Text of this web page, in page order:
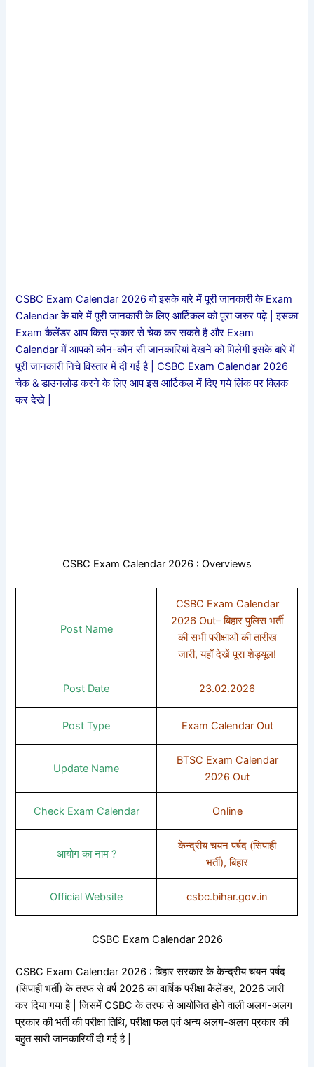
CSBC Exam Calendar 2026 वो इसके बारे में पूरी जानकारी के Exam
Calendar के बारे में पूरी जानकारी के लिए आर्टिकल को पूरा जरुर पढ़े | इसका
Exam कैलेंडर आप किस प्रकार से चेक कर सकते है और Exam
Calendar में आपको कौन-कौन सी जानकारियां देखने को मिलेगी इसके बारे में
पूरी जानकारी निचे विस्तार में दी गई है | CSBC Exam Calendar 2026
चेक & डाउनलोड करने के लिए आप इस आर्टिकल में दिए गये लिंक पर क्लिक
कर देखे |
CSBC Exam Calendar 2026 : Overviews
Post Name
CSBC Exam Calendar
2026 Out– बिहार पुलिस भर्ती
की सभी परीक्षाओं की तारीख
जारी, यहाँ देखें पूरा शेड्यूल!
Post Date 23.02.2026
Post Type Exam Calendar Out
Update Name
BTSC Exam Calendar
2026 Out
Check Exam Calendar Online
आयोग का नाम ?
केन्द्रीय चयन पर्षद (सिपाही
भर्ती), बिहार
Official Website csbc.bihar.gov.in
CSBC Exam Calendar 2026
CSBC Exam Calendar 2026 : बिहार सरकार के केन्द्रीय चयन पर्षद
(सिपाही भर्ती) के तरफ से वर्ष 2026 का वार्षिक परीक्षा कैलेंडर, 2026 जारी
कर दिया गया है | जिसमें CSBC के तरफ से आयोजित होने वाली अलग-अलग
प्रकार की भर्ती की परीक्षा तिथि, परीक्षा फल एवं अन्य अलग-अलग प्रकार की
बहुत सारी जानकारियाँ दी गई है |